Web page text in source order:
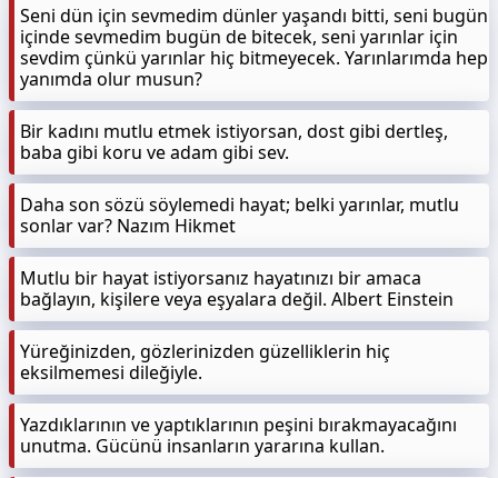
Seni dün için sevmedim dünler yaşandı bitti, seni bugün
içinde sevmedim bugün de bitecek, seni yarınlar için
sevdim çünkü yarınlar hiç bitmeyecek. Yarınlarımda hep
yanımda olur musun?
Bir kadını mutlu etmek istiyorsan, dost gibi dertleş,
baba gibi koru ve adam gibi sev.
Daha son sözü söylemedi hayat; belki yarınlar, mutlu
sonlar var? Nazım Hikmet
Mutlu bir hayat istiyorsanız hayatınızı bir amaca
bağlayın, kişilere veya eşyalara değil. Albert Einstein
Yüreğinizden, gözlerinizden güzelliklerin hiç
eksilmemesi dileğiyle.
Yazdıklarının ve yaptıklarının peşini bırakmayacağını
unutma. Gücünü insanların yararına kullan.